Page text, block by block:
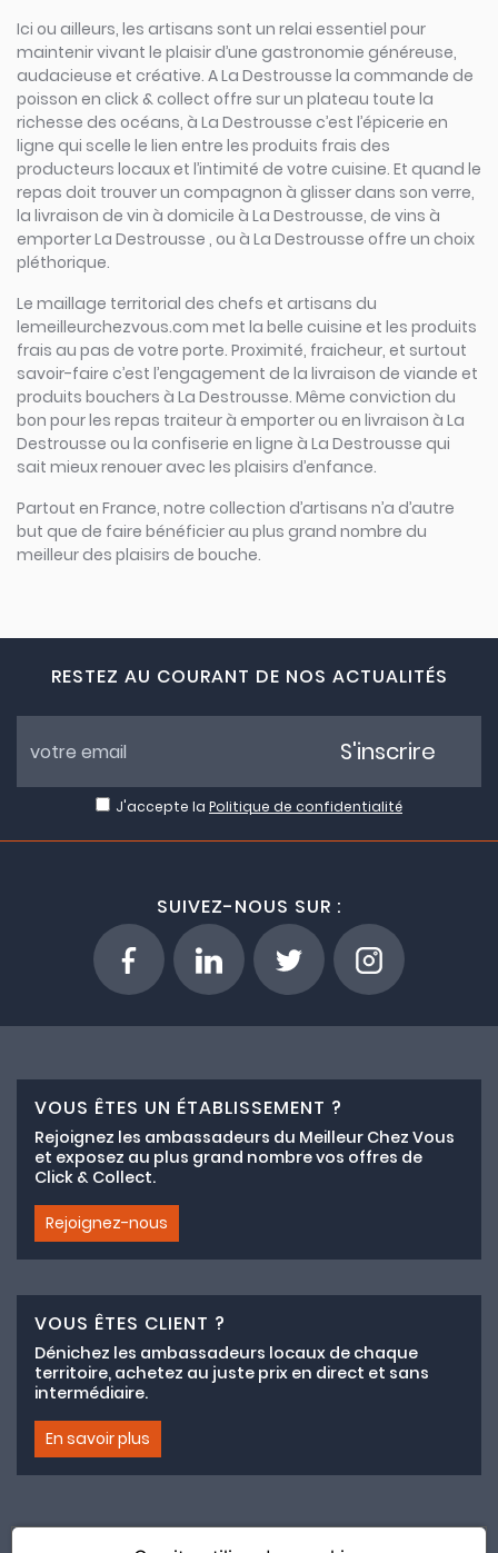
Ici ou ailleurs, les artisans sont un relai essentiel pour
maintenir vivant le plaisir d’une gastronomie généreuse,
audacieuse et créative. A La Destrousse la commande de
poisson en click & collect offre sur un plateau toute la
richesse des océans, à La Destrousse c’est l’épicerie en
ligne qui scelle le lien entre les produits frais des
producteurs locaux et l’intimité de votre cuisine. Et quand le
repas doit trouver un compagnon à glisser dans son verre,
la livraison de vin à domicile à La Destrousse, de vins à
emporter La Destrousse , ou à La Destrousse offre un choix
pléthorique.
Le maillage territorial des chefs et artisans du
lemeilleurchezvous.com met la belle cuisine et les produits
frais au pas de votre porte. Proximité, fraicheur, et surtout
savoir-faire c’est l’engagement de la livraison de viande et
produits bouchers à La Destrousse. Même conviction du
bon pour les repas traiteur à emporter ou en livraison à La
Destrousse ou la confiserie en ligne à La Destrousse qui
sait mieux renouer avec les plaisirs d’enfance.
Partout en France, notre collection d’artisans n’a d’autre
but que de faire bénéficier au plus grand nombre du
meilleur des plaisirs de bouche.
RESTEZ AU COURANT DE NOS ACTUALITÉS
J'accepte la Politique de confidentialité
S'inscrire
SUIVEZ-NOUS SUR :
VOUS ÊTES UN ÉTABLISSEMENT ?
Rejoignez les ambassadeurs du Meilleur Chez Vous
et exposez au plus grand nombre vos offres de
Click & Collect.
Rejoignez-nous
VOUS ÊTES CLIENT ?
Dénichez les ambassadeurs locaux de chaque
territoire, achetez au juste prix en direct et sans
intermédiaire.
En savoir plus